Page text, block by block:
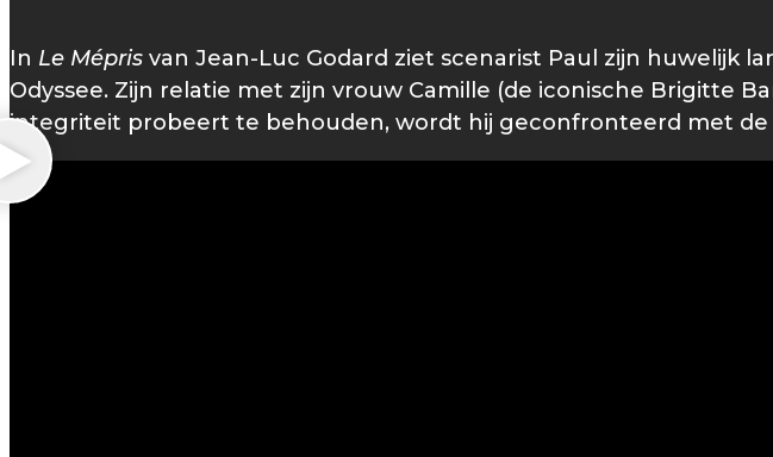
In Le Mépris van Jean-Luc Godard ziet scenarist Paul zijn huwelijk
Odyssee. Zijn relatie met zijn vrouw Camille (de iconische Brigitte
integriteit probeert te behouden, wordt hij geconfronteerd met de